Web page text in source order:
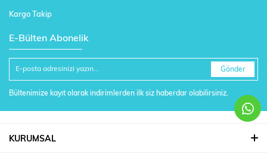
Kargo Takip
E-Bülten Abonelik
Gönder
Bültenimize kayıt olarak indirimlerden ilk siz haberdar olabilirsiniz.
KURUMSAL